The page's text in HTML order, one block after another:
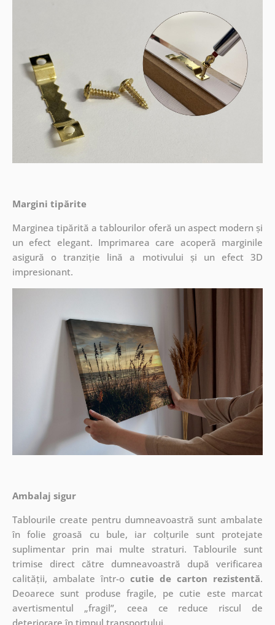
Margini tipărite
Marginea tipărită a tablourilor oferă un aspect modern și
un efect elegant. Imprimarea care acoperă marginile
asigură o tranziție lină a motivului și un efect 3D
impresionant.
Ambalaj sigur
Tablourile create pentru dumneavoastră sunt ambalate
în folie groasă cu bule, iar colțurile sunt protejate
suplimentar prin mai multe straturi.Tablourile sunt
trimise direct către dumneavoastră după verificarea
calității, ambalate într-o cutie de carton rezistentă.
Deoarece sunt produse fragile, pe cutie este marcat
avertismentul „fragil”, ceea ce reduce riscul de